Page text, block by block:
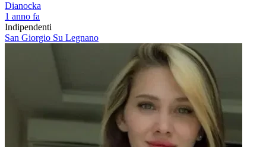
Dianocka
1 anno fa
Indipendenti
San Giorgio Su Legnano